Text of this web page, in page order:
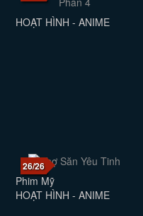
HOẠT HÌNH - ANIME
26/26
Phim Mỹ
HOẠT HÌNH - ANIME